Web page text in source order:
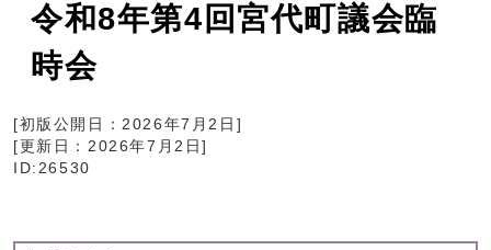
令和8年第4回宮代町議会臨
時会
[初版公開日：2026年7月2日 ]
[更新日： 2026年7月2日]
ID:26530